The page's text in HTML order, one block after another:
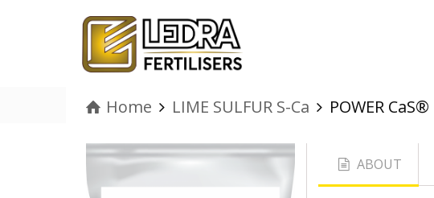
Home LIME SULFUR S-Ca POWER CaS®
ABOUT